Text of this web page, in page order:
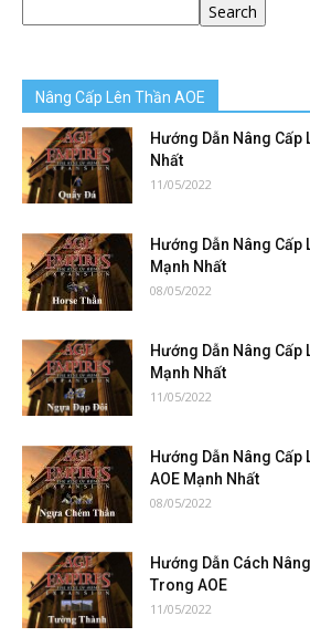
Search
Nâng Cấp Lên Thần AOE
Hướng Dẫn Nâng Cấp
Nhất
11/05/2022
Hướng Dẫn Nâng Cấp
Mạnh Nhất
08/05/2022
Hướng Dẫn Nâng Cấp
Mạnh Nhất
11/05/2022
Hướng Dẫn Nâng Cấp
AOE Mạnh Nhất
08/05/2022
Hướng Dẫn Cách
Trong AOE
11/05/2022